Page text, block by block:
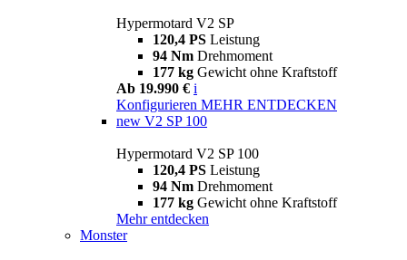
Hypermotard V2 SP
120,4 PS Leistung
94 Nm Drehmoment
177 kg Gewicht ohne Kraftstoff
Ab 19.990 € i
Konfigurieren MEHR ENTDECKEN
new V2 SP 100
Hypermotard V2 SP 100
120,4 PS Leistung
94 Nm Drehmoment
177 kg Gewicht ohne Kraftstoff
Mehr entdecken
Monster